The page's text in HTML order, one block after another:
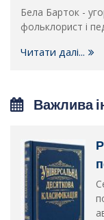
Бела Барток -
фольклорист і
Читати далі...
Важлива